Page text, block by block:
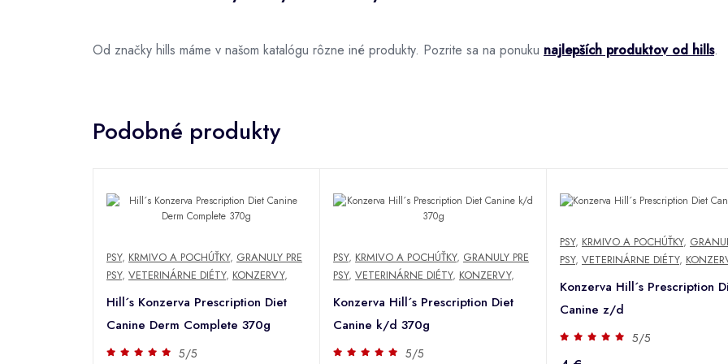
Od značky hills máme v našom katalógu rôzne iné produkty. Pozrite sa na ponuku najlepších produktov od hills.
Podobné produkty
PSY, KRMIVO A POCHÚŤKY, GRANULY PRE
PSY, VETERINÁRNE DIÉTY, KONZERVY,
Hill´s Konzerva Prescription Diet
Canine Derm Complete 370g
5/5
PSY, KRMIVO A POCHÚŤKY, GRANULY PRE
PSY, VETERINÁRNE DIÉTY, KONZERVY,
Konzerva Hill´s Prescription Diet
Canine k/d 370g
5/5
PSY, KRMIVO A POCHÚŤKY,
PSY, VETERINÁRNE DIÉTY,
Konzerva Hill´s Prescription
Canine z/d
5/5